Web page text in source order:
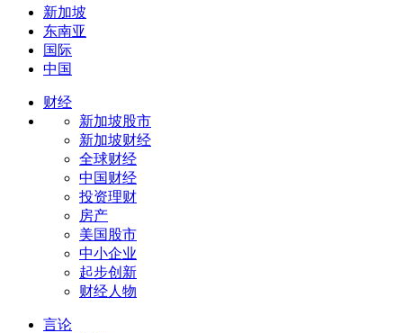
新加坡
东南亚
国际
中国
财经
新加坡股市
新加坡财经
全球财经
中国财经
投资理财
房产
美国股市
中小企业
起步创新
财经人物
言论